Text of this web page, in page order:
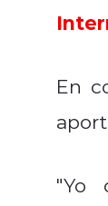
En
"Yo